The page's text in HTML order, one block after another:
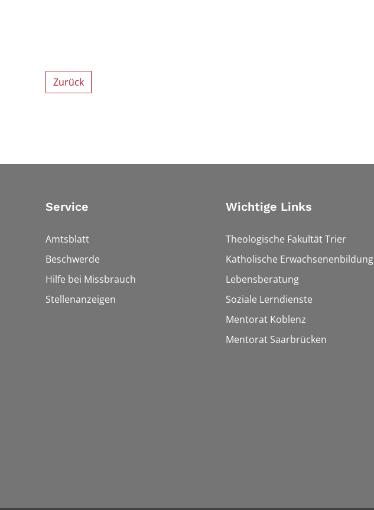
Zurück
Service
Amtsblatt
Beschwerde
Hilfe bei Missbrauch
Stellenanzeigen
Wichtige Links
Theologische Fakultät Trier
Katholische Erwachsenenbildung
Lebensberatung
Soziale Lerndienste
Mentorat Koblenz
Mentorat Saarbrücken